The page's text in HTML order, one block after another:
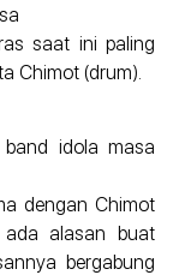
saat ini paling
Chimot (drum).
idola masa
dengan Chimot
alasan buat
bergabung